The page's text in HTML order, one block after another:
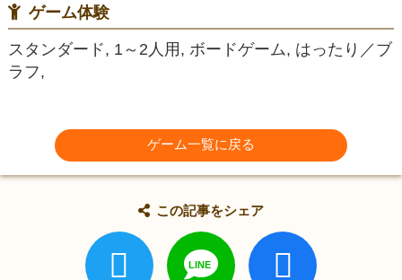
ゲーム体験
スタンダード, 1～2人用, ボードゲーム, はったり／ブ
ラフ,
ゲーム一覧に戻る
この記事をシェア